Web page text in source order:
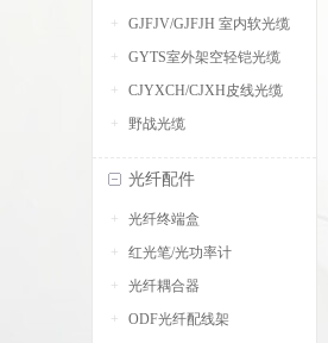
GJFJV/GJFJH 室内软光缆
GYTS室外架空轻铠光缆
CJYXCH/CJXH皮线光缆
野战光缆
光纤配件
光纤终端盒
红光笔/光功率计
光纤耦合器
ODF光纤配线架